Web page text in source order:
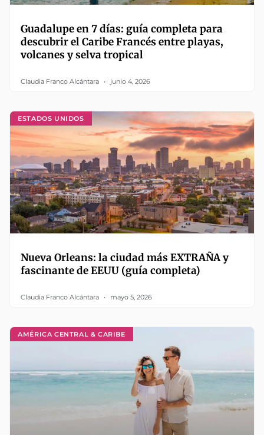
Guadalupe en 7 días: guía completa para
descubrir el Caribe Francés entre playas,
volcanes y selva tropical
Claudia Franco Alcántara junio 4, 2026
ESTADOS UNIDOS
Nueva Orleans: la ciudad más EXTRAÑA y
fascinante de EEUU (guía completa)
Claudia Franco Alcántara mayo 5, 2026
AMÉRICA CENTRAL & CARIBE